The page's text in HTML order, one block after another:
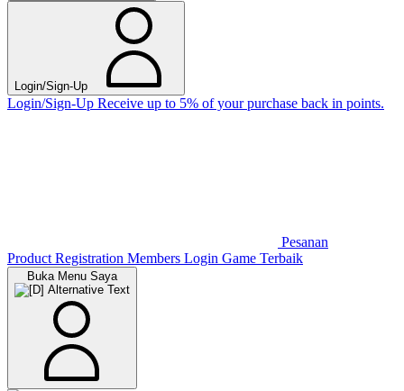
Login/Sign-Up
Login/Sign-Up Receive up to 5% of your purchase back in points.
Pesanan
Product Registration Members Login Game Terbaik
Buka Menu Saya